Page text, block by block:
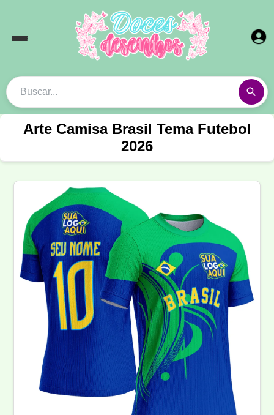
Arte Camisa Brasil Tema Futebol
2026